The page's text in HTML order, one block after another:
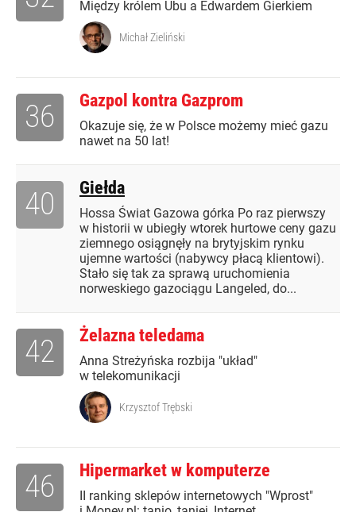
Między królem Ubu a Edwardem Gierkiem
Michał Zieliński
Gazpol kontra Gazprom
Okazuje się, że w Polsce możemy mieć gazu
nawet na 50 lat!
36
Giełda
Hossa Świat Gazowa górka Po raz pierwszy
w historii w ubiegły wtorek hurtowe ceny gazu
ziemnego osiągnęły na brytyjskim rynku
ujemne wartości (nabywcy płacą klientowi).
Stało się tak za sprawą uruchomienia
norweskiego gazociągu Langeled, do...
40
Żelazna teledama
Anna Streżyńska rozbija "układ"
w telekomunikacji
42
Krzysztof Trębski
Hipermarket w komputerze
II ranking sklepów internetowych "Wprost"
46